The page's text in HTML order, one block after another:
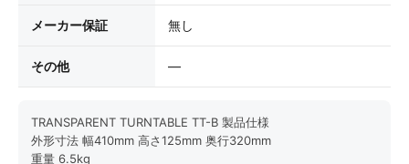
メーカー保証 無し
その他 —
TRANSPARENT TURNTABLE TT-B 製品仕様
外形寸法 幅410mm 高さ125mm 奥行320mm
重量 6.5kg